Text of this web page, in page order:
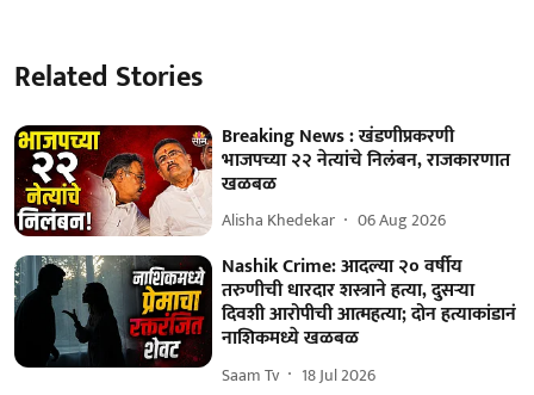
Related Stories
Breaking News : खंडणीप्रकरणी
भाजपच्या २२ नेत्यांचे निलंबन, राजकारणात
खळबळ
Alisha Khedekar 06 Aug 2026
Nashik Crime: आदल्या २० वर्षीय
तरुणीची धारदार शस्त्राने हत्या, दुसऱ्या
दिवशी आरोपीची आत्महत्या; दोन हत्याकांडानं
नाशिकमध्ये खळबळ
Saam Tv 18 Jul 2026